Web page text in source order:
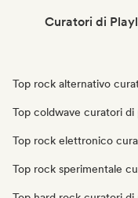
Curatori di
Top rock alternativo
Top coldwave curatori di
Top rock elettronico
Top rock sperimentale